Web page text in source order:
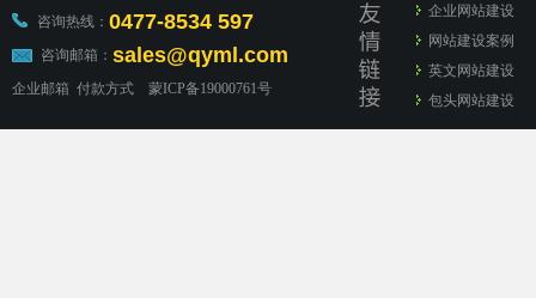
咨询热线： 0477-8534 597
咨询邮箱： sales@qyml.com
企业邮箱 付款方式 蒙ICP备19000761号
企业网站建设
网站建设案例
英文网站建设
包头网站建设